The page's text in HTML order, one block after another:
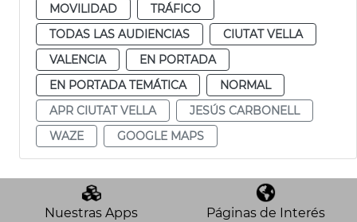
MOVILIDAD
TRÁFICO
TODAS LAS AUDIENCIAS
CIUTAT VELLA
VALENCIA
EN PORTADA
EN PORTADA TEMÁTICA
NORMAL
APR CIUTAT VELLA
JESÚS CARBONELL
WAZE
GOOGLE MAPS
Nuestras Apps Páginas de Interés